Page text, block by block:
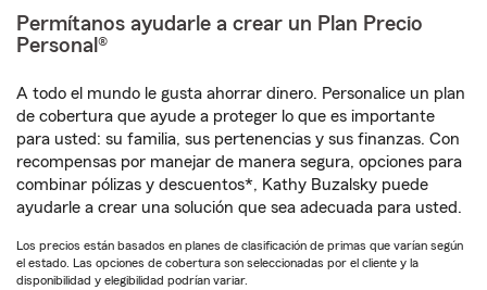
Permítanos ayudarle a crear un Plan Precio
Personal®
A todo el mundo le gusta ahorrar dinero. Personalice un plan
de cobertura que ayude a proteger lo que es importante
para usted: su familia, sus pertenencias y sus finanzas. Con
recompensas por manejar de manera segura, opciones para
combinar pólizas y descuentos*, Kathy Buzalsky puede
ayudarle a crear una solución que sea adecuada para usted.
Los precios están basados en planes de clasificación de primas que varían según
el estado. Las opciones de cobertura son seleccionadas por el cliente y la
disponibilidad y elegibilidad podrían variar.